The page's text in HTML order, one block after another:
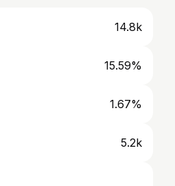
14.8k
15.59%
1.67%
5.2k